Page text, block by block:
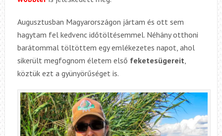
Augusztusban Magyarországon jártam és ott sem
hagytam fel kedvenc időtöltésemmel. Néhány otthoni
barátommal töltöttem egy emlékezetes napot, ahol
sikerült megfognom életem első feketesügereit,
köztük ezt a gyünyörűséget is.